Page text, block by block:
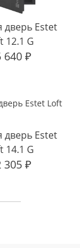
дверь Estet
12.1 G
640 ₽
дверь Estet
14.1 G
305 ₽